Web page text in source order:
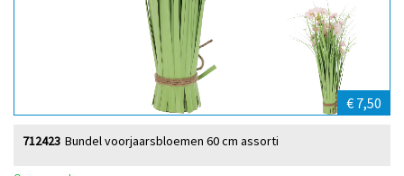
€ 7,50
Bundel voorjaarsbloemen 60 cm assorti
712423